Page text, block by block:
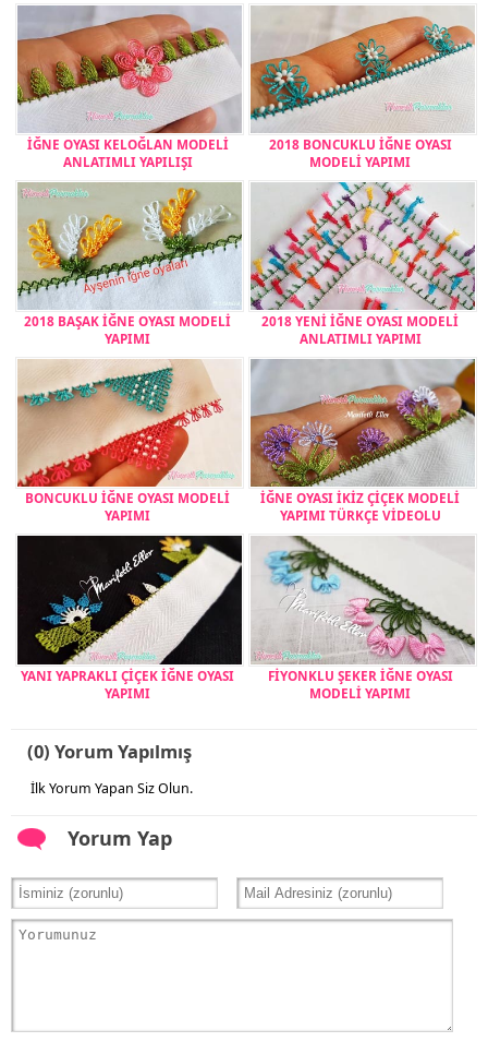
İĞNE OYASI KELOĞLAN MODELİ
ANLATIMLI YAPILIŞI
2018 BONCUKLU İĞNE OYASI
MODELİ YAPIMI
2018 BAŞAK İĞNE OYASI MODELİ
YAPIMI
2018 YENİ İĞNE OYASI MODELİ
ANLATIMLI YAPIMI
BONCUKLU İĞNE OYASI MODELİ
YAPIMI
İĞNE OYASI İKİZ ÇİÇEK MODELİ
YAPIMI TÜRKÇE VİDEOLU
YANI YAPRAKLI ÇİÇEK İĞNE OYASI
YAPIMI
FİYONKLU ŞEKER İĞNE OYASI
MODELİ YAPIMI
(0) Yorum Yapılmış
İlk Yorum Yapan Siz Olun.
Yorum Yap